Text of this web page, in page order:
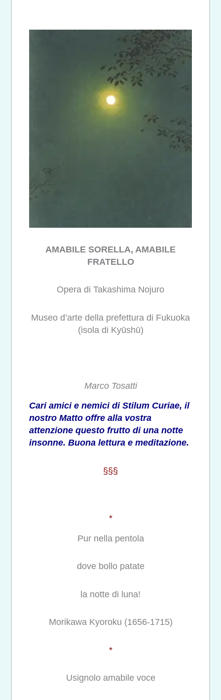
AMABILE SORELLA, AMABILE
FRATELLO
Opera di Takashima Nojuro
Museo d’arte della prefettura di Fukuoka
(isola di Kyūshū)
Marco Tosatti
Cari amici e nemici di Stilum Curiae, il
nostro Matto offre alla vostra
attenzione questo frutto di una notte
insonne. Buona lettura e meditazione.
§§§
*
Pur nella pentola
dove bollo patate
la notte di luna!
Morikawa Kyoroku (1656-1715)
*
Usignolo amabile voce